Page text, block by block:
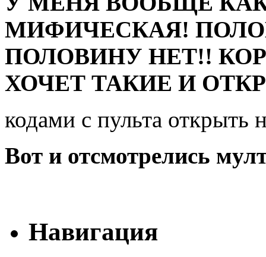
МИФИЧЕСКАЯ!
ПОЛОВИНУ НЕТ!!
ХОЧЕТ ТАКИЕ И
кодами с пульта открыть
Вот и отсмотрелись
Навигация